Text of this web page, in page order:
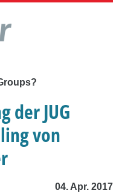
der JUG
von
04. Apr. 2017